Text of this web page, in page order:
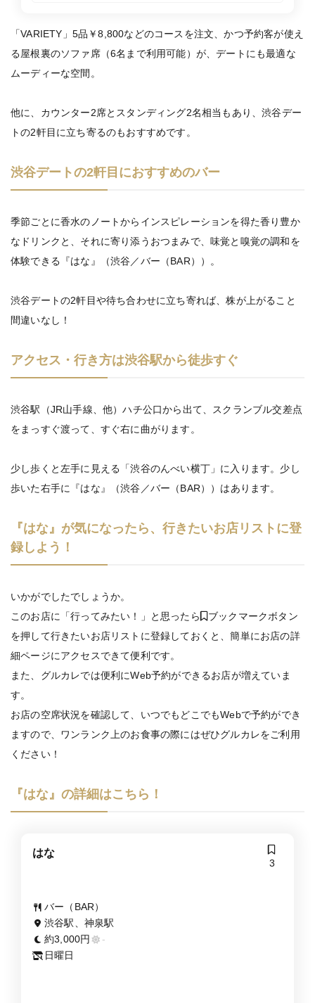
「VARIETY」5品￥8,800などのコースを注文、かつ予約客が使え
る屋根裏のソファ席（6名まで利用可能）が、デートにも最適な
ムーディーな空間。
他に、カウンター2席とスタンディング2名相当もあり、渋谷デー
トの2軒目に立ち寄るのもおすすめです。
渋谷デートの2軒目におすすめのバー
季節ごとに香水のノートからインスピレーションを得た香り豊か
なドリンクと、それに寄り添うおつまみで、味覚と嗅覚の調和を
体験できる『はな』（渋谷／バー（BAR））。
渋谷デートの2軒目や待ち合わせに立ち寄れば、株が上がること
間違いなし！
アクセス・行き方は渋谷駅から徒歩すぐ
渋谷駅（JR山手線、他）ハチ公口から出て、スクランブル交差点
をまっすぐ渡って、すぐ右に曲がります。
少し歩くと左手に見える「渋谷のんべい横丁」に入ります。少し
歩いた右手に『はな』（渋谷／バー（BAR））はあります。
『はな』が気になったら、行きたいお店リストに登
録しよう！
いかがでしたでしょうか。
このお店に「行ってみたい！」と思ったら
ブックマークボタン
を押して行きたいお店リストに登録しておくと、簡単にお店の詳
細ページにアクセスできて便利です。
また、グルカレでは便利にWeb予約ができるお店が増えていま
す。
お店の空席状況を確認して、いつでもどこでもWebで予約ができ
ますので、ワンランク上のお食事の際にはぜひグルカレをご利用
ください！
『はな』の詳細はこちら！
はな
3
バー（BAR）
渋谷駅、神泉駅
約3,000円
-
日曜日